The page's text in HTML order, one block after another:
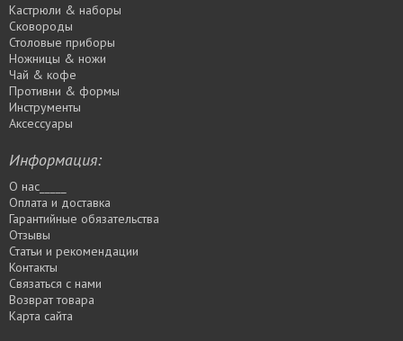
Кастрюли & наборы
Сковороды
Столовые приборы
Ножницы & ножи
Чай & кофе
Противни & формы
Инструменты
Аксессуары
Информация:
О нас_____
Оплата и доставка
Гарантийные обязательства
Отзывы
Статьи и рекомендации
Контакты
Связаться с нами
Возврат товара
Карта сайта